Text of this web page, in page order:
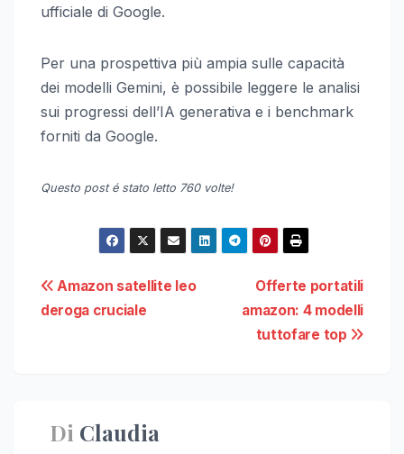
ufficiale di Google.
Per una prospettiva più ampia sulle capacità
dei modelli Gemini, è possibile leggere le analisi
sui progressi dell’IA generativa e i benchmark
forniti da Google.
Questo post é stato letto 760 volte!
Navigazione
articoli
Offerte portatili
amazon: 4 modelli
tuttofare top
Amazon satellite leo
deroga cruciale
Di Claudia